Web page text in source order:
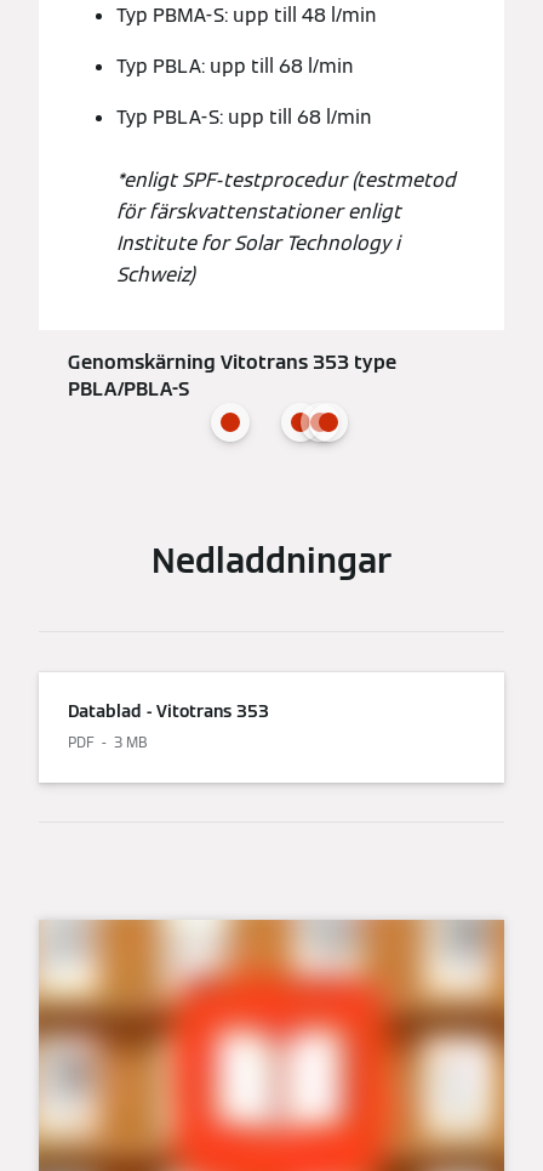
Typ PBMA-S: upp till 48 l/min
Typ PBLA: upp till 68 l/min
Typ PBLA-S: upp till 68 l/min
*enligt SPF-testprocedur (testmetod
för färskvattenstationer enligt
Institute for Solar Technology i
Schweiz)
Genomskärning Vitotrans 353 type
PBLA/PBLA-S
Nedladdningar
Datablad - Vitotrans 353
PDF 3 MB